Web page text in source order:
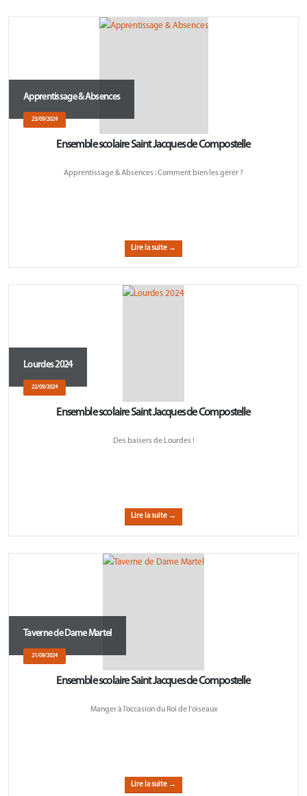
Apprentissage & Absences
23/09/2024
Ensemble scolaire Saint Jacques de Compostelle
Apprentissage & Absences : Comment bien les gérer ?
Lire la suite →
Lourdes 2024
22/09/2024
Ensemble scolaire Saint Jacques de Compostelle
Des baisers de Lourdes !
Lire la suite →
Taverne de Dame Martel
21/09/2024
Ensemble scolaire Saint Jacques de Compostelle
Manger à l’occasion du Roi de l'oiseaux
Lire la suite →